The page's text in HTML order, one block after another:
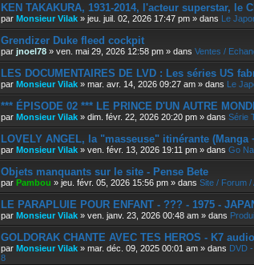
KEN TAKAKURA, 1931-2014, l'acteur superstar, le
par Monsieur Vilak » jeu. juil. 02, 2026 17:47 pm » dans Le
Grendizer Duke fleed cockpit
par jnoel78 » ven. mai 29, 2026 12:58 pm » dans Ventes /
LES DOCUMENTAIRES DE LVD : Les séries US
par Monsieur Vilak » mar. avr. 14, 2026 09:27 am » dans Le
*** ÉPISODE 02 *** LE PRINCE D'UN AUTRE
par Monsieur Vilak » dim. févr. 22, 2026 20:20 pm » dans Série
LOVELY ANGEL, la "masseuse" itinérante (Manga
par Monsieur Vilak » ven. févr. 13, 2026 19:11 pm » dans Go
Objets manquants sur le site - Pense Bete
par Pambou » jeu. févr. 05, 2026 15:56 pm » dans Site / Forum /
LE PARAPLUIE POUR ENFANT - ??? - 1975 -
par Monsieur Vilak » ven. janv. 23, 2026 00:48 am » dans
GOLDORAK CHANTE AVEC TES HEROS - K7
par Monsieur Vilak » mar. déc. 09, 2025 00:01 am » dans DVD
8